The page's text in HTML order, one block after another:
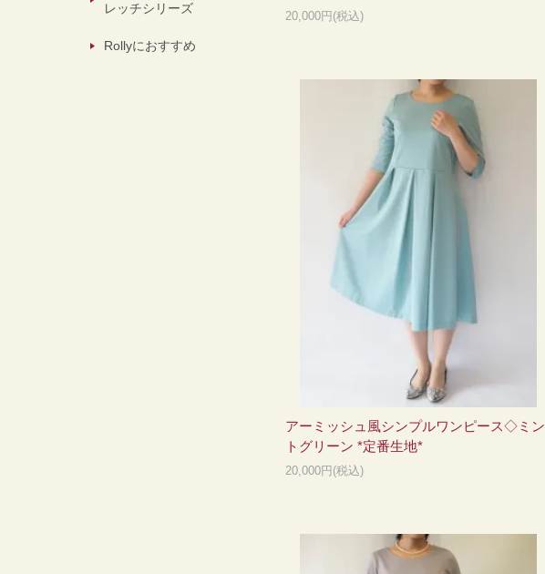
20,000円(税込)
アーミッシュ風シンプルワンピース◇ミン
トグリーン *定番生地*
20,000円(税込)
レッチシリーズ
Rollyにおすすめ